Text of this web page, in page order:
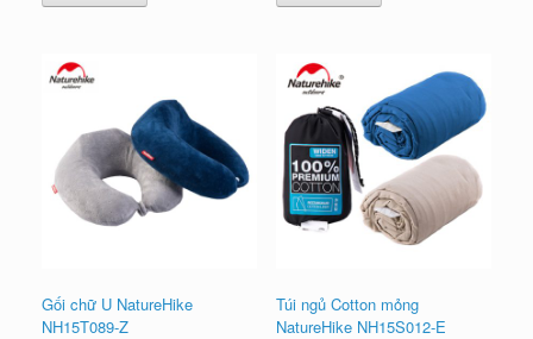
Gối chữ U NatureHike
NH15T089-Z
Túi ngủ Cotton mỏng
NatureHike NH15S012-E